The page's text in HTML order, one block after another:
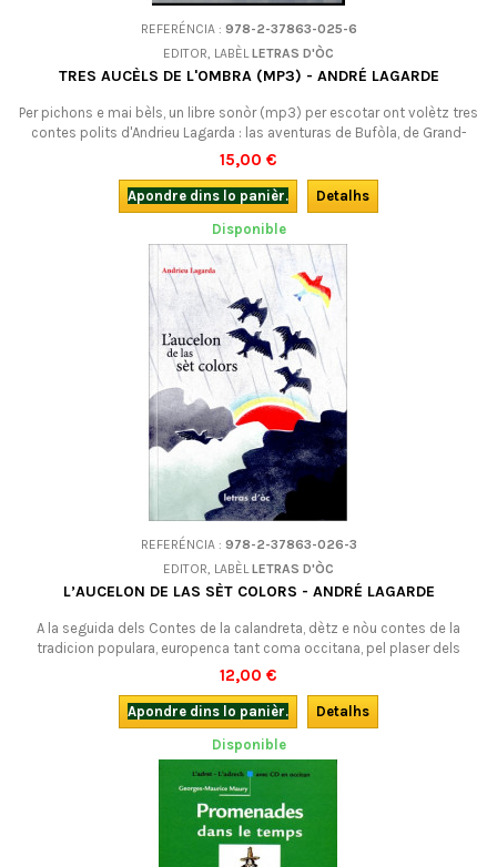
REFERÉNCIA : 978-2-37863-025-6
EDITOR, LABÈLLETRAS D'ÒC
TRES AUCÈLS DE L'OMBRA (MP3) - ANDRÉ LAGARDE
Per pichons e mai bèls, un libre sonòr (mp3) per escotar ont volètz tres
contes polits d'Andrieu Lagarda : las aventuras de Bufòla, de Grand-
Guilhèm, e la Bèstia de sèt caps. En occitan.
15,00 €
Apondre dins lo panièr.
Detalhs
Disponible
REFERÉNCIA : 978-2-37863-026-3
EDITOR, LABÈLLETRAS D'ÒC
L’AUCELON DE LAS SÈT COLORS - ANDRÉ LAGARDE
A la seguida dels Contes de la calandreta, dètz e nòu contes de la
tradicion populara, europenca tant coma occitana, pel plaser dels
pichons e dels grands. En occitan (lengadocian).
12,00 €
Apondre dins lo panièr.
Detalhs
Disponible